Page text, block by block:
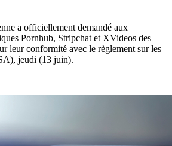
a officiellement demandé aux
Pornhub, Stripchat et XVideos des
leur conformité avec le règlement sur les
jeudi (13 juin).